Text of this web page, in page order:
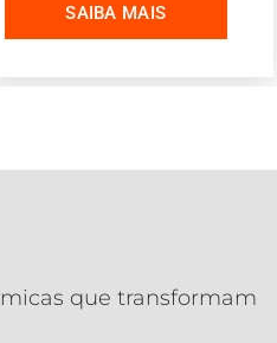
que transformam